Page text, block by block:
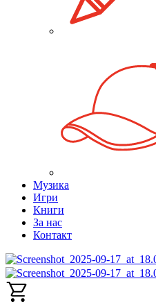
Музика
Игри
Книги
За нас
Контакт